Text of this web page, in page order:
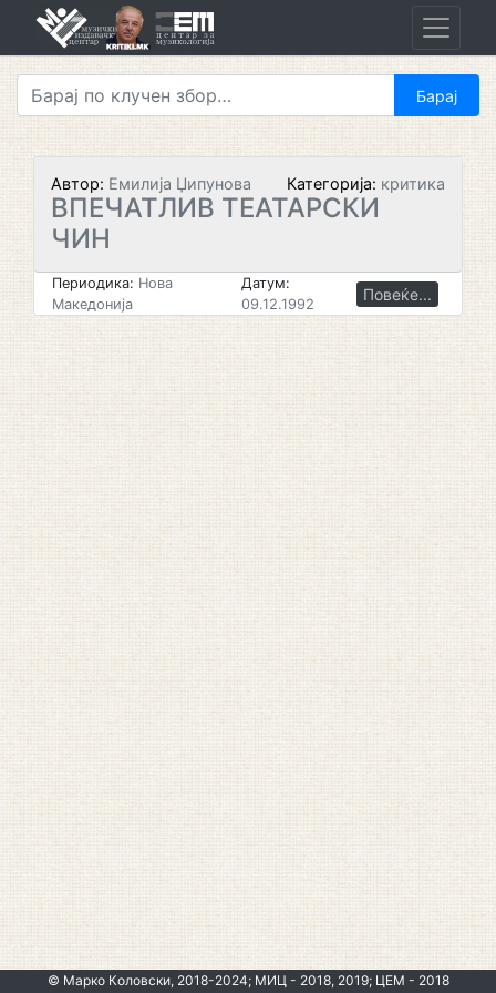
Автор: Емилија Џипунова Категорија: критика
ВПЕЧАТЛИВ ТЕАТАРСКИ
ЧИН
Периодика: Нова
Македонија
Датум:
09.12.1992
Повеќе...
© Марко Коловски, 2018-2024; МИЦ - 2018, 2019; ЦЕМ - 2018